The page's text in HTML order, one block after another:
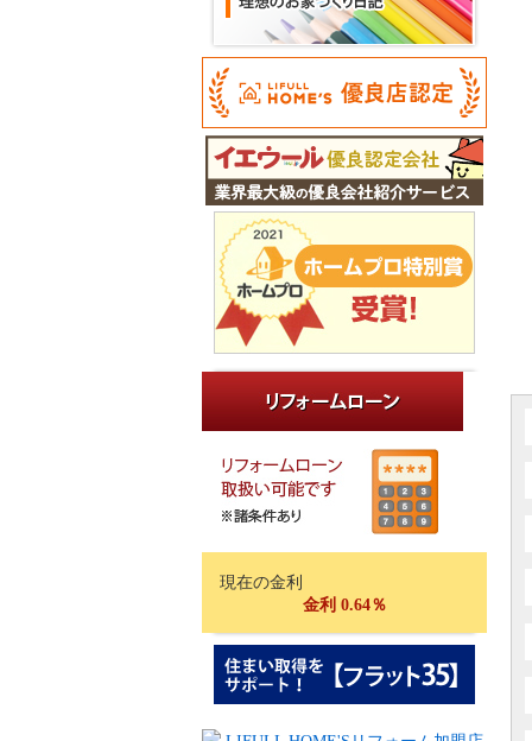
現在の金利
金利 0.64％